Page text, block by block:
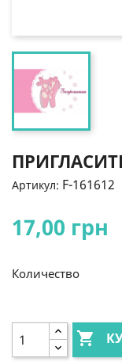
Артикул: F-161612
17,00 грн
Количество
